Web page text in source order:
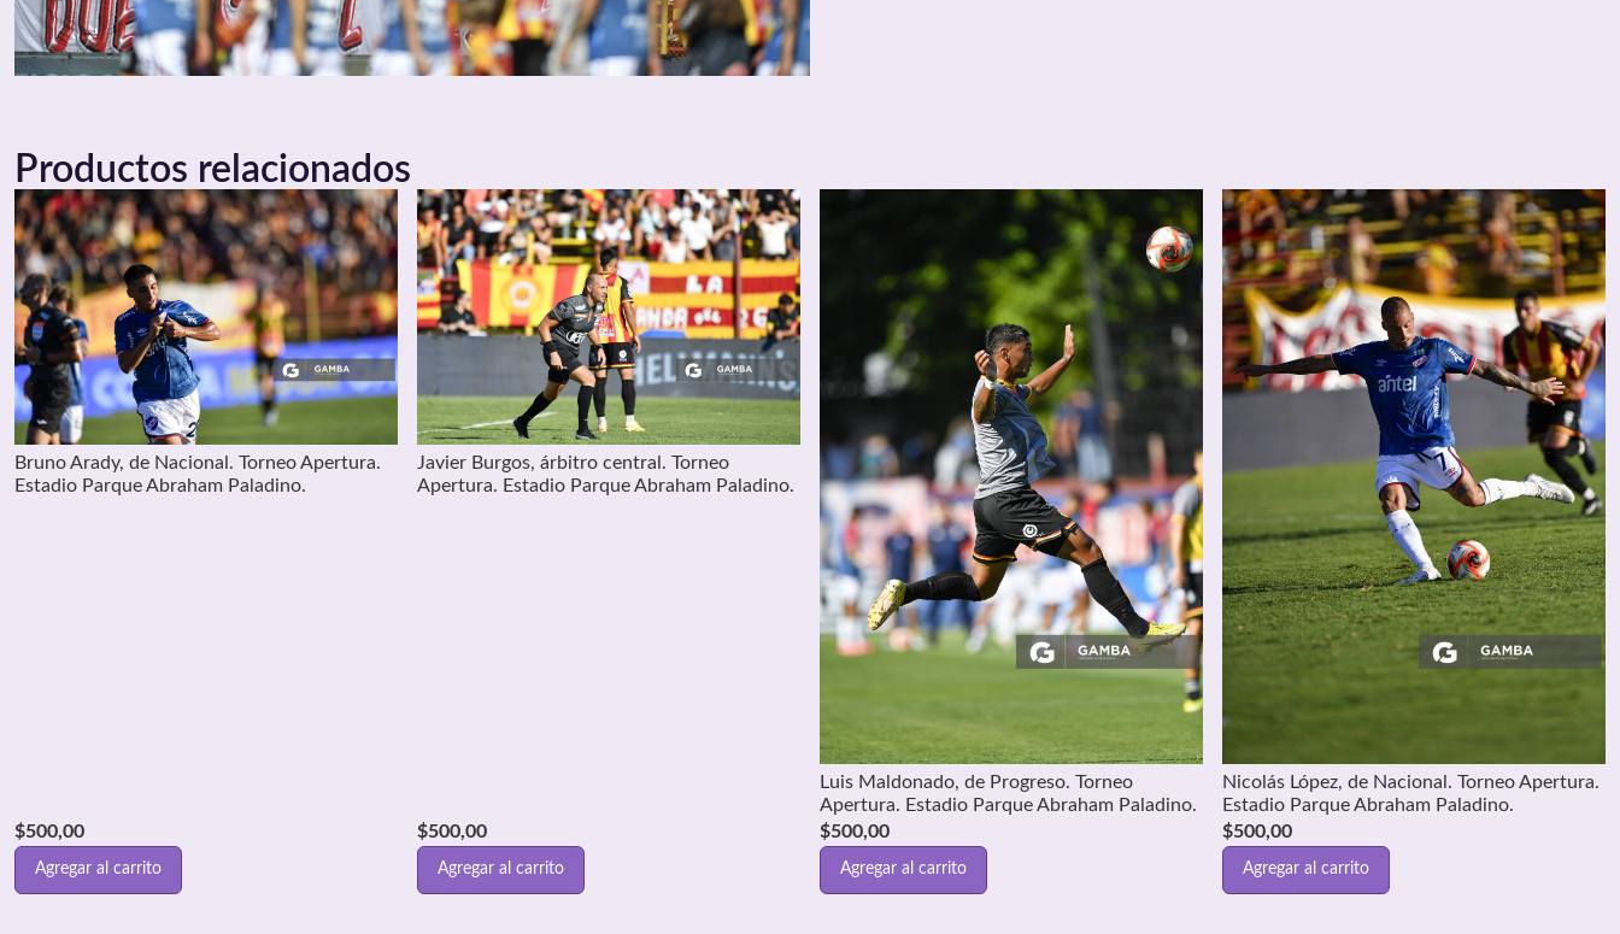
Productos relacionados
Bruno Arady, de Nacional. Torneo Apertura.
Estadio Parque Abraham Paladino.
$500,00
Agregar al carrito
Javier Burgos, árbitro central. Torneo
Apertura. Estadio Parque Abraham Paladino.
$500,00
Agregar al carrito
Luis Maldonado, de Progreso. Torneo
Apertura. Estadio Parque Abraham Paladino.
$500,00
Agregar al carrito
Nicolás López, de Nacional. Torneo Apertura.
Estadio Parque Abraham Paladino.
$500,00
Agregar al carrito